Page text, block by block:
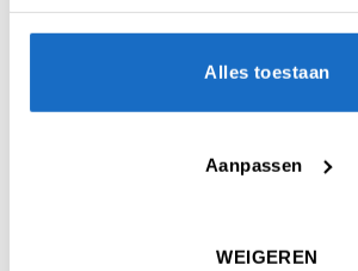
Alles toestaan
Aanpassen
WEIGEREN
wisser, Maxiflo stift en spelregels.